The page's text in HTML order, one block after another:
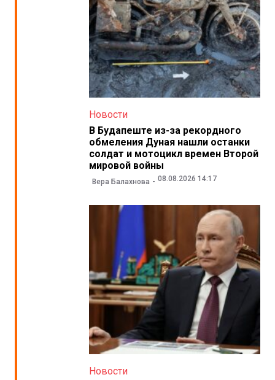
Новости
В Будапеште из-за рекордного
обмеления Дуная нашли останки
солдат и мотоцикл времен Второй
мировой войны
Вера Балахнова 08.08.2026 14:17
Новости